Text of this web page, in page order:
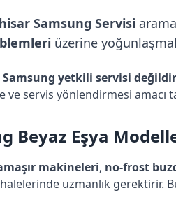
Samsung Servisi
üzerine
Samsung yetkili servisi değildir
servis yönlendirmesi amacı
Beyaz Eşya
makineleri, no-frost
uzmanlık gerektirir.